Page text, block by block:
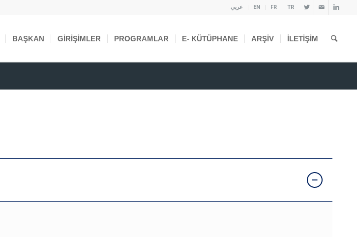
عربي EN FR TR
BAŞKAN GIRIŞIMLER PROGRAMLAR E- KÜTÜPHANE ARŞIV İLETIŞIM